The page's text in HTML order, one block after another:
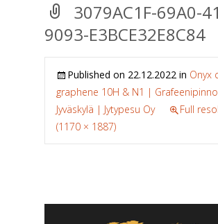
3079AC1F-69A0-
9093-E3BCE32E8C84
Published on 22.12.2022 in Onyx
graphene 10H & N1 |
Jyväskylä | Jytypesu Oy
Full
(1170 × 1887)